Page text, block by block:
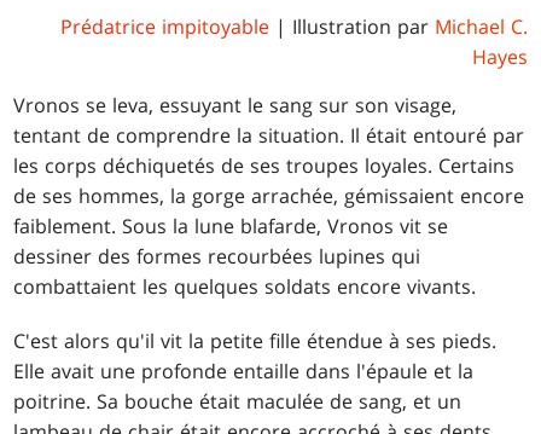
Prédatrice impitoyable| Illustration par Michael C.
Hayes
Vronos se leva, essuyant le sang sur son visage,
tentant de comprendre la situation. Il était entouré par
les corps déchiquetés de ses troupes loyales. Certains
de ses hommes, la gorge arrachée, gémissaient encore
faiblement. Sous la lune blafarde, Vronos vit se
dessiner des formes recourbées lupines qui
combattaient les quelques soldats encore vivants.
C'est alors qu'il vit la petite fille étendue à ses pieds.
Elle avait une profonde entaille dans l'épaule et la
poitrine. Sa bouche était maculée de sang, et un